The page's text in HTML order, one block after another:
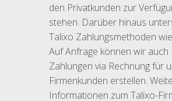
den Privatkunden zur
stehen. Darüber hinaus
Talixo Zahlungsmethoden
Auf Anfrage können wir auch
Zahlungen via Rechnung für
Firmenkunden erstellen.
Informationen zum Talixo-